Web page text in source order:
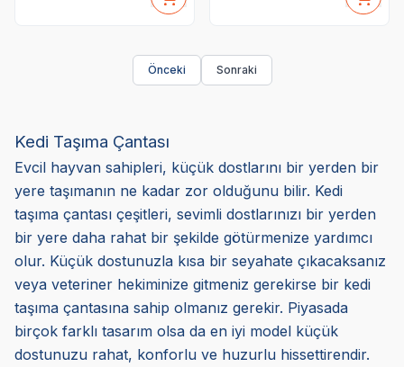
Önceki Sonraki
Kedi Taşıma Çantası
Evcil hayvan sahipleri, küçük dostlarını bir yerden bir
yere taşımanın ne kadar zor olduğunu bilir. Kedi
taşıma çantası çeşitleri, sevimli dostlarınızı bir yerden
bir yere daha rahat bir şekilde götürmenize yardımcı
olur. Küçük dostunuzla kısa bir seyahate çıkacaksanız
veya veteriner hekiminize gitmeniz gerekirse bir kedi
taşıma çantasına sahip olmanız gerekir. Piyasada
birçok farklı tasarım olsa da en iyi model küçük
dostunuzu rahat, konforlu ve huzurlu hissettirendir.